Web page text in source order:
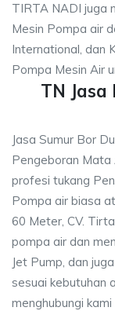
TIRTA NADI juga
Mesin Pompa air
International, dan
Pompa Mesin Air
TN Jasa
Jasa Sumur Bor
Pengeboran Mata
profesi tukang
Pompa air biasa
60 Meter, CV.
pompa air dan
Jet Pump, dan
sesuai kebutuhan
menghubungi